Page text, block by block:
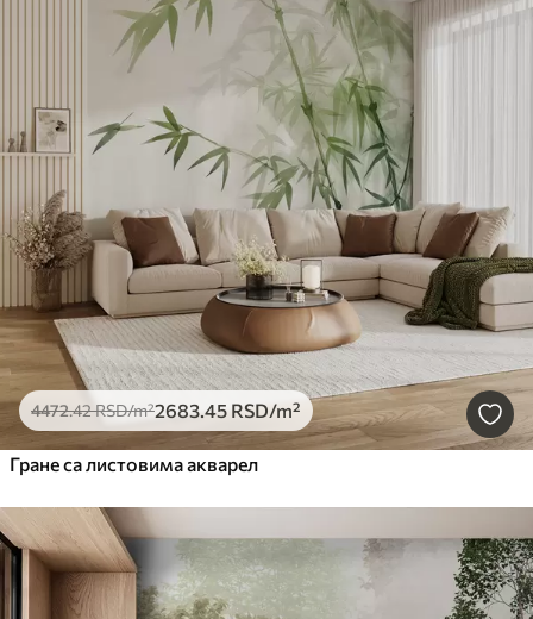
4472.42RSD/m²2683.45 RSD/m²
Гране са листовима акварел